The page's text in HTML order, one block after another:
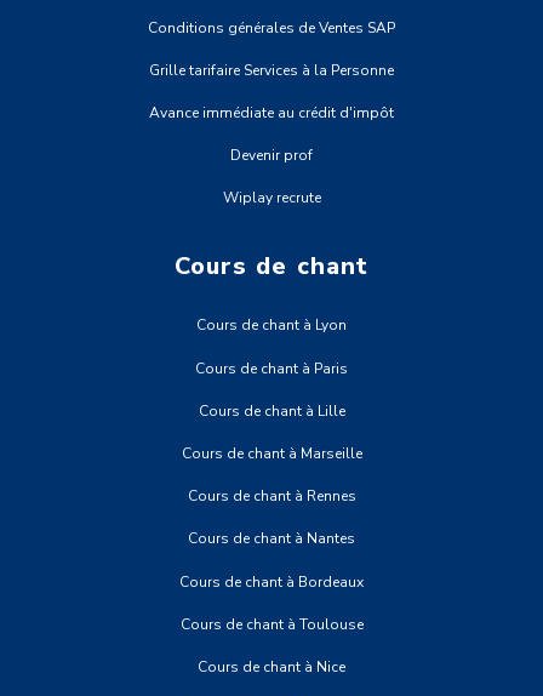
Conditions générales de Ventes SAP
Grille tarifaire Services à la Personne
Avance immédiate au crédit d'impôt
Devenir prof
Wiplay recrute
Cours de chant
Cours de chant à Lyon
Cours de chant à Paris
Cours de chant à Lille
Cours de chant à Marseille
Cours de chant à Rennes
Cours de chant à Nantes
Cours de chant à Bordeaux
Cours de chant à Toulouse
Cours de chant à Nice